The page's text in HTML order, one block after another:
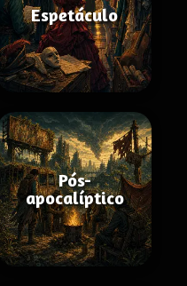
Espetáculo
Pós-
apocalíptico